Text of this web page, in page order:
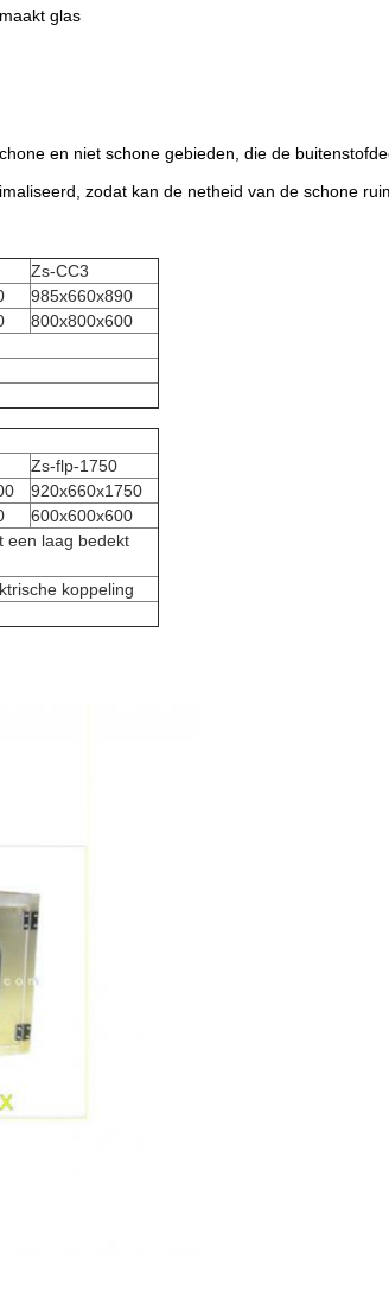
glas
en niet schone gebieden, die de
zodat kan de netheid van de schone
Zs-CC3
985x660x890
800x800x600
Zs-flp-1750
920x660x1750
600x600x600
een laag bedekt
koppeling